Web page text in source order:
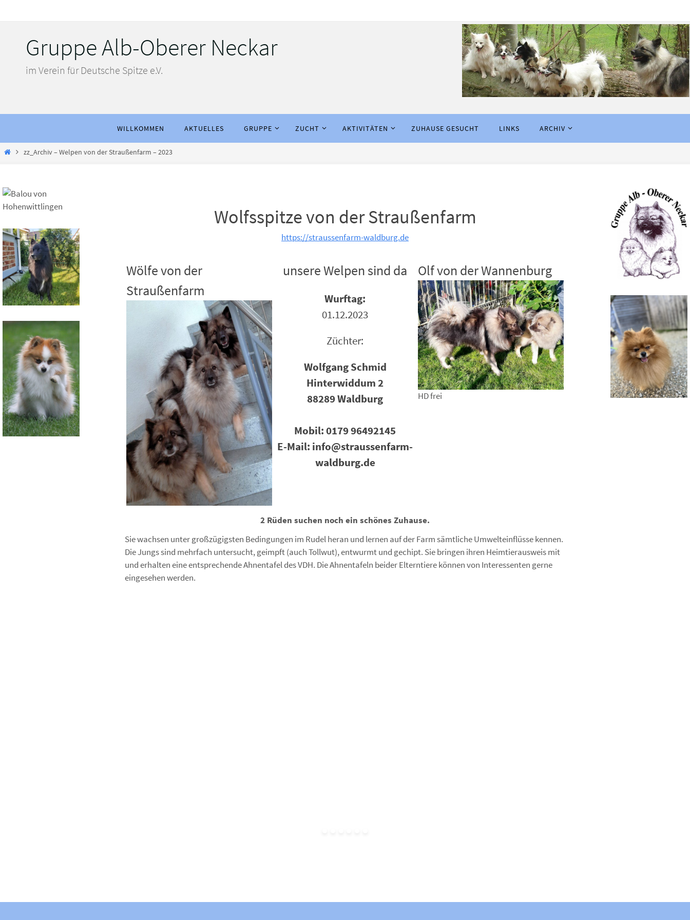
Gruppe Alb-Oberer Neckar
im Verein für Deutsche Spitze e.V.
WILLKOMMEN AKTUELLES GRUPPE ZUCHT AKTIVITÄTEN ZUHAUSE GESUCHT LINKS ARCHIV
Startzz_Archiv – Welpen von der Straußenfarm – 2023
Wolfsspitze von der Straußenfarm
https://straussenfarm-waldburg.de
Wölfe von der
Straußenfarm
unsere Welpen sind da
Wurftag:
01.12.2023
Züchter:
Wolfgang Schmid
Hinterwiddum 2
88289 Waldburg
Mobil: 0179 96492145
E-Mail: info@straussenfarm-
waldburg.de
Olf von der Wannenburg
HD frei
2 Rüden suchen noch ein schönes Zuhause.
Sie wachsen unter großzügigsten Bedingungen im Rudel heran und lernen auf der Farm sämtliche Umwelteinflüsse kennen.
Die Jungs sind mehrfach untersucht, geimpft (auch Tollwut), entwurmt und gechipt. Sie bringen ihren Heimtierausweis mit
und erhalten eine entsprechende Ahnentafel des VDH. Die Ahnentafeln beider Elterntiere können von Interessenten gerne
eingesehen werden.